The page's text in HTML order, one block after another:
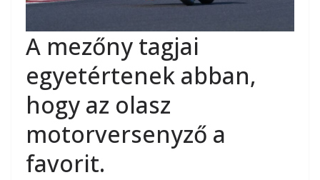
A mezőny tagjai
egyetértenek abban,
hogy az olasz
motorversenyző a
favorit.